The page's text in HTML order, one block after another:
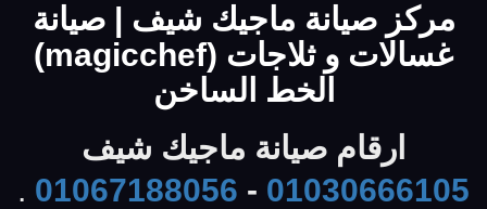
مركز صيانة ماجيك شيف | صيانة
غسالات و ثلاجات (magicchef)
الخط الساخن
ارقام صيانة ماجيك شيف
01030666105
-
01067188056
.